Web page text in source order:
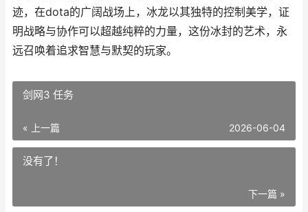
迹，在dota的广阔战场上，冰龙以其独特的控制美学，证
明战略与协作可以超越纯粹的力量，这份冰封的艺术，永
远召唤着追求智慧与默契的玩家。
剑网3 任务
« 上一篇 2026-06-04
没有了！
下一篇 »